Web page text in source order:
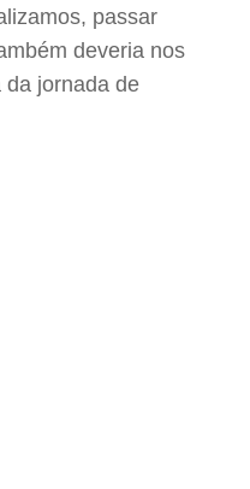
passar
deveria nos
da jornada de